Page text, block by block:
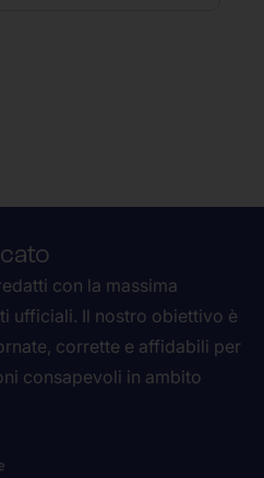
con la massima
ufficiali. Il nostro obiettivo è
corrette e affidabili per
consapevoli in ambito